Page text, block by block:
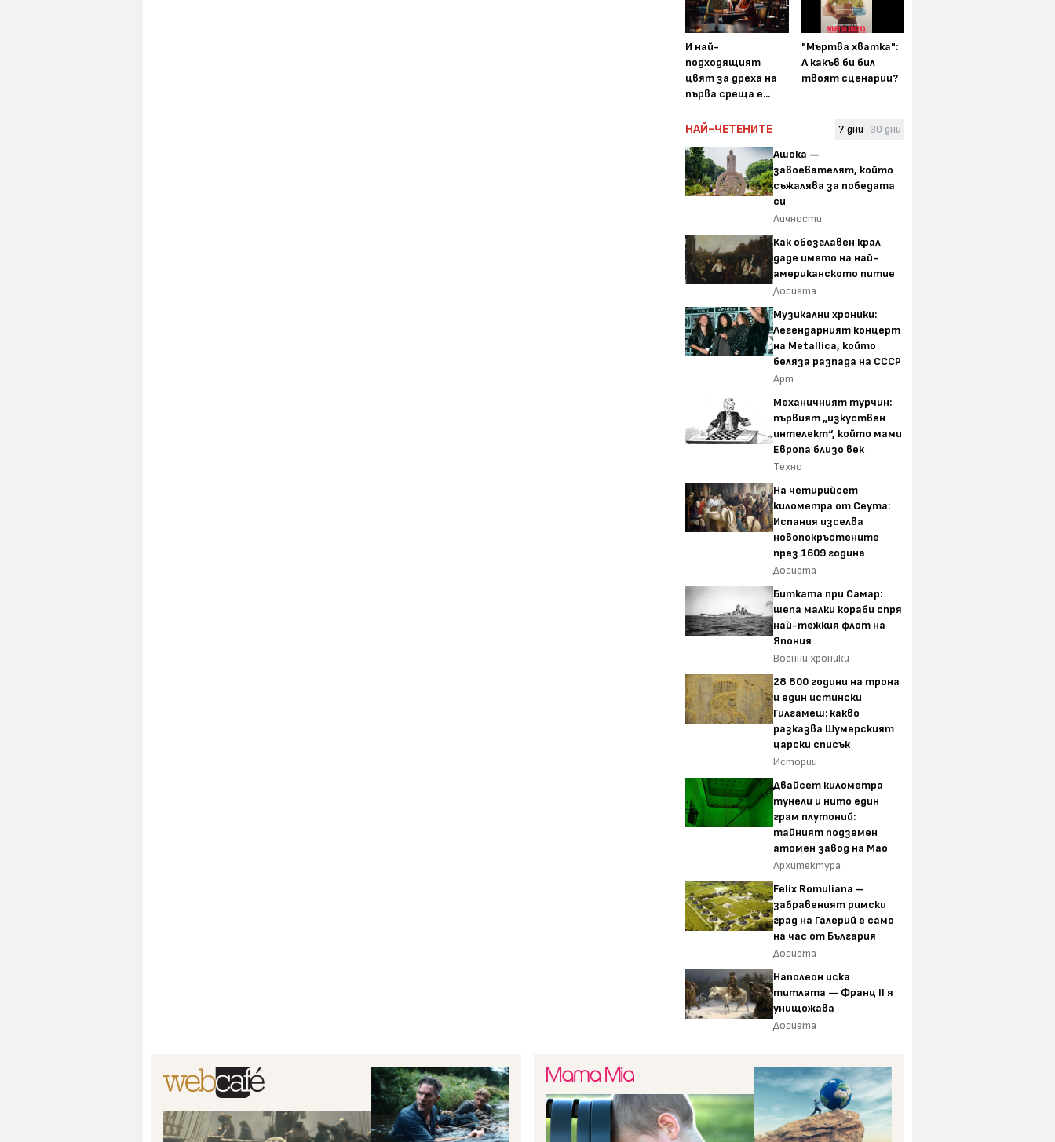
И най-
подходящият
цвят за дреха на
първа среща е...
"Мъртва хватка":
А какъв би бил
твоят сценарии?
НАЙ-ЧЕТЕНИТЕ 7 дни 30 дни
Ашока —
завоевателят, който
съжалява за победата
си
Личности
Как обезглавен крал
даде името на най-
американското питие
Досиета
Музикални хроники:
Легендарният концерт
на Metallica, който
беляза разпада на СССР
Арт
Механичният турчин:
първият „изкуствен
интелект“, който мами
Европа близо век
Техно
На четирийсет
километра от Сеута:
Испания изселва
новопокръстените
през 1609 година
Досиета
Битката при Самар:
шепа малки кораби спря
най-тежкия флот на
Япония
Военни хроники
28 800 години на трона
и един истински
Гилгамеш: какво
разказва Шумерският
царски списък
Истории
Двайсет километра
тунели и нито един
грам плутоний:
тайният подземен
атомен завод на Мао
Архитектура
Felix Romuliana –
забравеният римски
град на Галерий е само
на час от България
Досиета
Наполеон иска
титлата — Франц II я
унищожава
Досиета